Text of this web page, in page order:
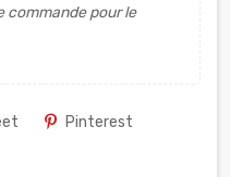
commande pour le
Pinterest